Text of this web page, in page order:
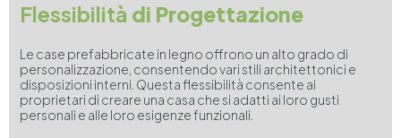
Flessibilità di Progettazione
Le case prefabbricate in legno offrono un alto grado di
personalizzazione, consentendo vari stili architettonici e
disposizioni interni. Questa flessibilità consente ai
proprietari di creare una casa che si adatti ai loro gusti
personali e alle loro esigenze funzionali.